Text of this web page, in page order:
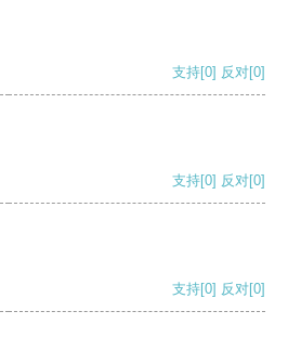
支持[0] 反对[0]
支持[0] 反对[0]
支持[0] 反对[0]